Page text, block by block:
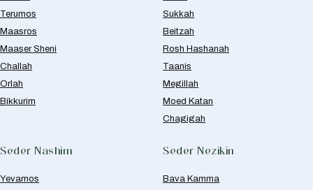
Terumos
Maasros
Maaser Sheni
Challah
Orlah
Bikkurim
Sukkah
Beitzah
Rosh Hashanah
Taanis
Megillah
Moed Katan
Chagigah
Seder Nashim
Yevamos
Seder Nezikin
Bava Kamma